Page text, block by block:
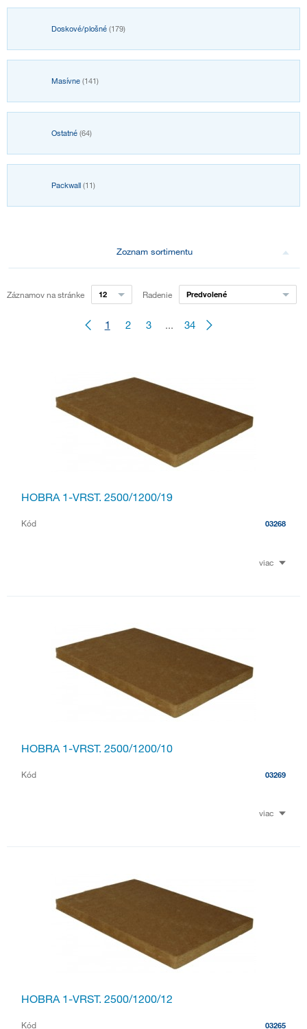
Doskové/plošné (179)
Masívne (141)
Ostatné (64)
Packwall (11)
Zoznam sortimentu
Záznamov na stránke 12 Radenie Predvolené
1 2 3 ... 34
HOBRA 1-VRST. 2500/1200/19
Kód 03268
viac
HOBRA 1-VRST. 2500/1200/10
Kód 03269
viac
HOBRA 1-VRST. 2500/1200/12
Kód 03265